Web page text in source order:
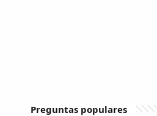
Preguntas populares